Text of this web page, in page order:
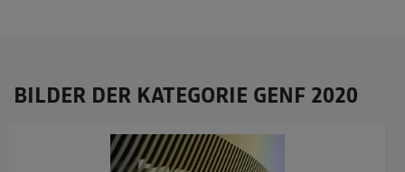
BILDER DER KATEGORIE GENF 2020